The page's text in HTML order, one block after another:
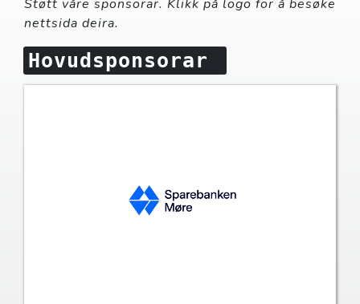
Støtt våre sponsorar. Klikk på logo for å besøke
nettsida deira.
Hovudsponsorar